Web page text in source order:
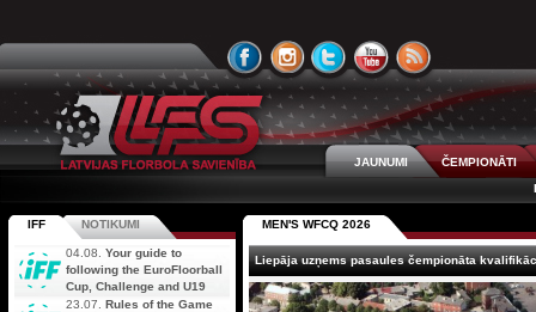
JAUNUMI
ČEMPIONĀTI
MEN'S WFCQ 2026
Liepāja uzņems pasaules čempionāta
IFF NOTIKUMI
04.08. Your guide to
following the EuroFloorball
Cup, Challenge and U19
AOFC Qualifiers
23.07. Rules of the Game